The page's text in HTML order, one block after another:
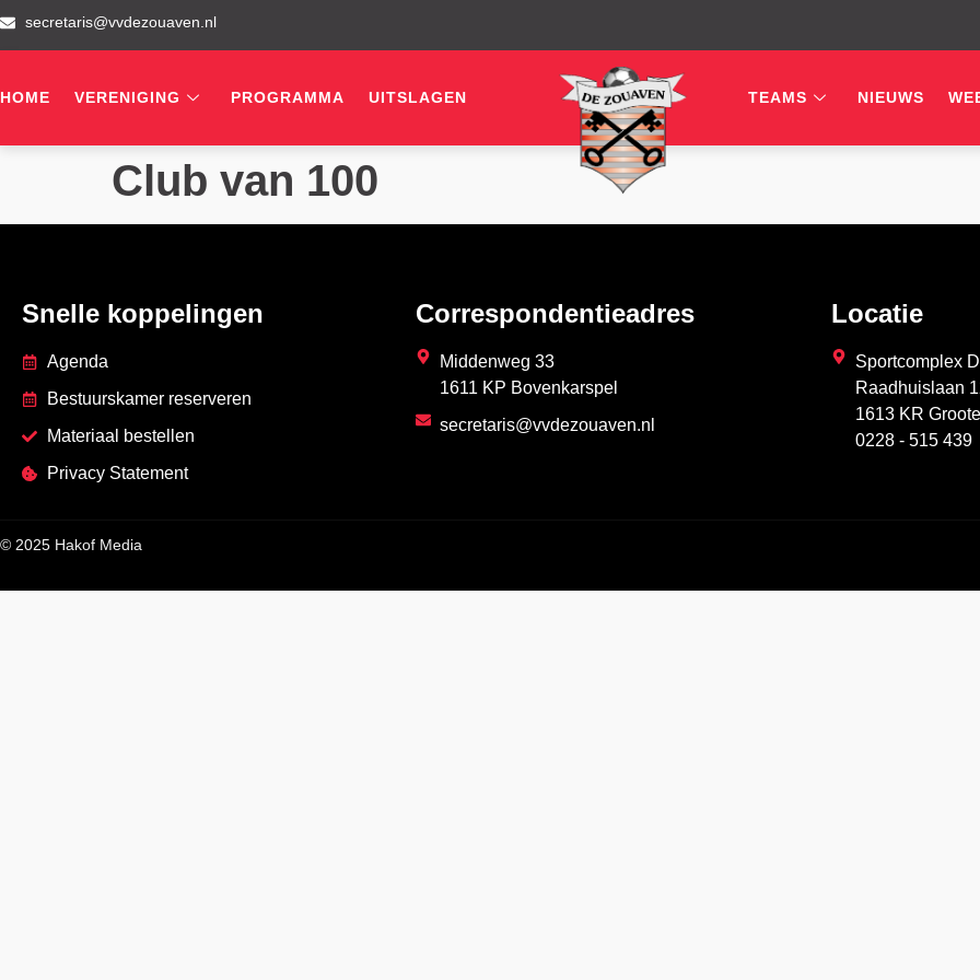
secretaris@vvdezouaven.nl
HOME VERENIGING PROGRAMMA UITSLAGEN TEAMS NIEUWS
Club van 100
Snelle koppelingen
Agenda
Bestuurskamer reserveren
Materiaal bestellen
Privacy Statement
Correspondentieadres
Middenweg 33
1611 KP Bovenkarspel
secretaris@vvdezouaven.nl
Locatie
Sportcomplex
Raadhuislaan
1613 KR
0228 - 515 439
© 2025 Hakof Media